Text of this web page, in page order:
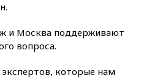
и Москва поддерживают
вопроса.
которые нам